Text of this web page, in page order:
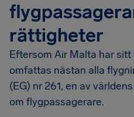
rättigheter
Eftersom Air Malta har
omfattas nästan alla
(EG) nr 261, en av
om flygpassagerare.